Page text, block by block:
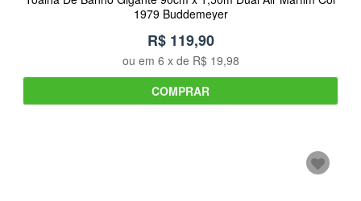
1979 Buddemeyer
R$ 119,90
ou em 6 x de R$ 19,98
COMPRAR